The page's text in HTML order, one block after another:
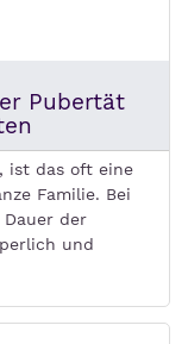
Pubertät
ist das oft eine
Familie. Bei
der
und